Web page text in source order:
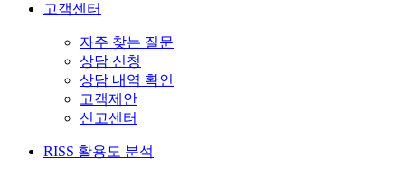
고객센터
자주 찾는 질문
상담 신청
상담 내역 확인
고객제안
신고센터
RISS 활용도 분석